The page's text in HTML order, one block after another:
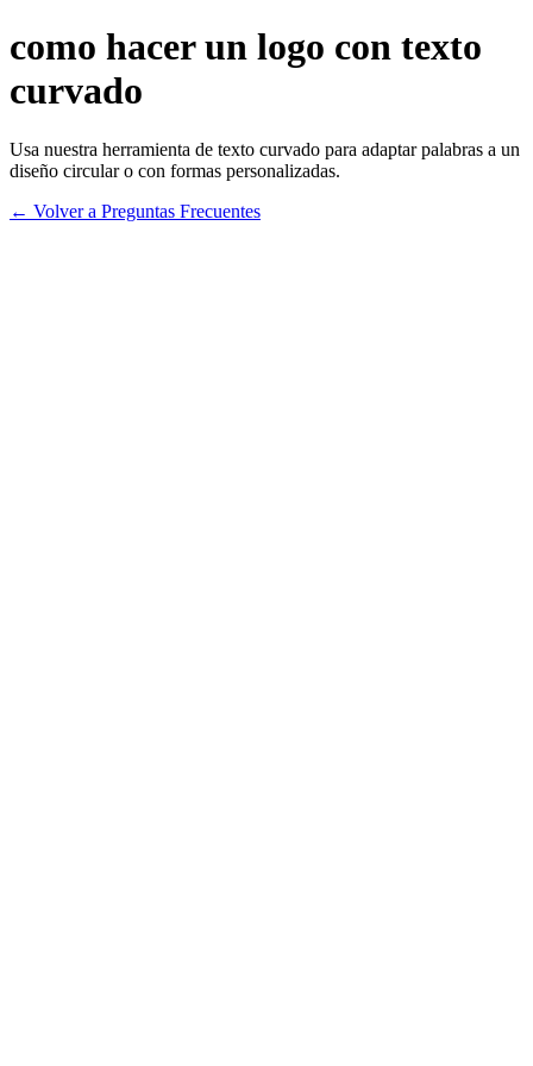
como hacer un logo con texto
curvado
Usa nuestra herramienta de texto curvado para adaptar palabras a un
diseño circular o con formas personalizadas.
← Volver a Preguntas Frecuentes